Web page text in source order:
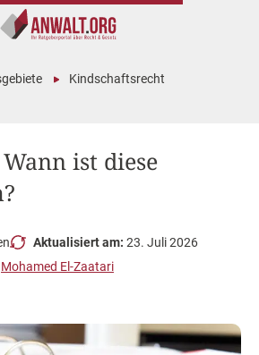
ist diese
Kindschaftsrecht
Aktualisiert am: 23. Juli 2026
Mohamed El-Zaatari